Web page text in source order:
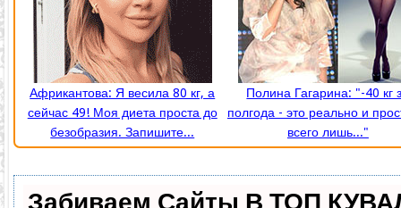
Африкантова: Я весила 80 кг, а
сейчас 49! Моя диета проста до
безобразия. Запишите...
Полина Гагарина: "-40 кг
полгода - это реально и
всего лишь..."